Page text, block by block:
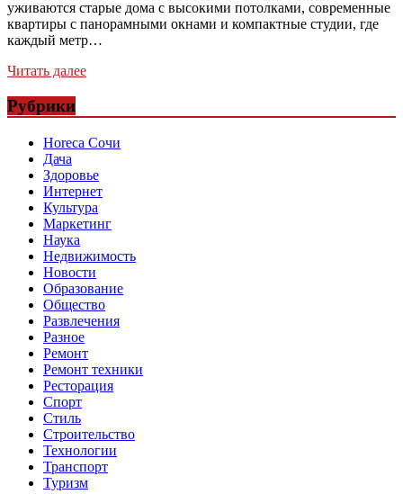
уживаются старые дома с высокими потолками, современные
квартиры с панорамными окнами и компактные студии, где
каждый метр…
Читать далее
Рубрики
Horeca Сочи
Дача
Здоровье
Интернет
Культура
Маркетинг
Наука
Недвижимость
Новости
Образование
Общество
Развлечения
Разное
Ремонт
Ремонт техники
Ресторация
Спорт
Стиль
Строительство
Технологии
Транспорт
Туризм